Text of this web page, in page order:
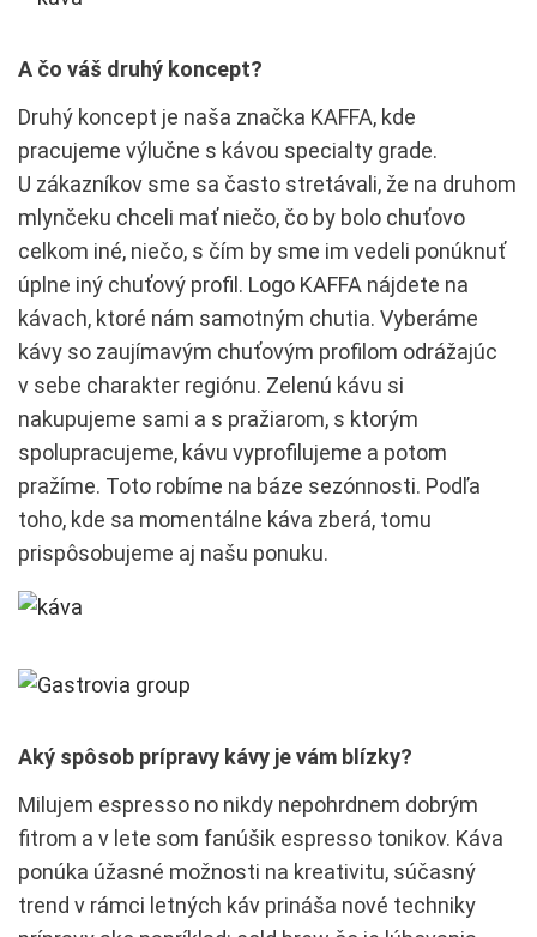
A čo váš druhý koncept?
Druhý koncept je naša značka KAFFA, kde
pracujeme výlučne s kávou specialty grade.
U zákazníkov sme sa často stretávali, že na druhom
mlynčeku chceli mať niečo, čo by bolo chuťovo
celkom iné, niečo, s čím by sme im vedeli ponúknuť
úplne iný chuťový profil. Logo KAFFA nájdete na
kávach, ktoré nám samotným chutia. Vyberáme
kávy so zaujímavým chuťovým profilom odrážajúc
v sebe charakter regiónu. Zelenú kávu si
nakupujeme sami a s pražiarom, s ktorým
spolupracujeme, kávu vyprofilujeme a potom
pražíme. Toto robíme na báze sezónnosti. Podľa
toho, kde sa momentálne káva zberá, tomu
prispôsobujeme aj našu ponuku.
Aký spôsob prípravy kávy je vám blízky?
Milujem espresso no nikdy nepohrdnem dobrým
fitrom a v lete som fanúšik espresso tonikov. Káva
ponúka úžasné možnosti na kreativitu, súčasný
trend v rámci letných káv prináša nové techniky